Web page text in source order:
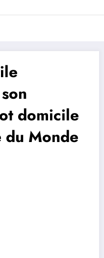
du football
domicile
du Monde